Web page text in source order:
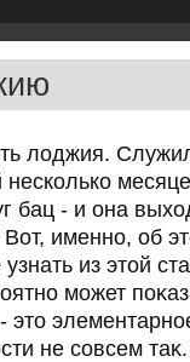
лоджия.
несколько
бац - и она
Вот, именно, об
из этой
может
этο
не совсем